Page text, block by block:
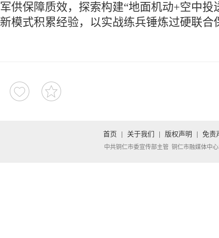
军供保障质效，探索构建“地面机动+空中投
新模式积累经验，以实战练兵锤炼过硬联合
首页 关于我们 版权声明 免责
中共铜仁市委宣传部主管 铜仁市融媒体中心